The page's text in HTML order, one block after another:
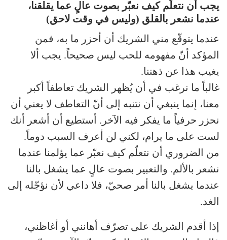
يجب أن نتعلّم كيف نعبّر بصوت عالٍ عما يقلقنا،
عندما نشعر بالقلق (وليس في وقت لاحق)
عندما يتوقّع مني الشريك أن أحزر ما به، فمن
المؤكد أنّ مفهومه للحب ليس صحيحاً. يجب ألا
يغيب هذا عن ذهننا.
غالباً ما نرغب في أن يُظهر الشريك تعاطفاً أكبر
معنا، إنما ينبغي أن نتنبه إلى أنّ التعاطف لا يعني أن
نحزر حرفياً ما يفكر فيه الآخر. أستطيع أن أشعر أنك
لست على ما يرام، لكني لن أعرف السبب دوماً.
من الضروري أن نتعلّم كيف نعبّر عما يؤلمنا عندما
نشعر بالألم. والتعبير بصوت عالٍ عما يشغل بالنا
عندما يشغل بالنا أمر صحيّ، فلا داعي لأن نؤجّله إلى
الغد.
إذا أقدم الشريك على تصرّف أهانني أو أغاظني،